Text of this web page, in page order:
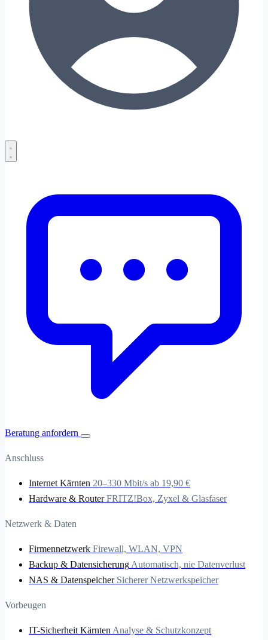
Beratung anfordern
Anschluss
Internet Kärnten 20–330 Mbit/s ab 19,90 €
Hardware & Router FRITZ!Box, Zyxel & Glasfaser
Netzwerk & Daten
Firmennetzwerk Firewall, WLAN, VPN
Backup & Datensicherung Automatisch, nie Datenverlust
NAS & Datenspeicher Sicherer Netzwerkspeicher
Vorbeugen
IT-Sicherheit Kärnten Analyse & Schutzkonzept